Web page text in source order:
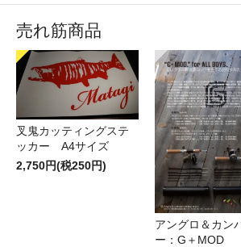
売れ筋商品
叉鬼カッティングステ
ッカー A4サイズ
2,750円(税250円)
アングロ＆カン
ー：G＋MOD